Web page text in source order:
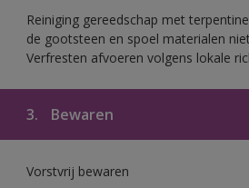
Reiniging gereedschap met
de gootsteen en spoel materialen
Verfresten afvoeren volgens lokale
3. Bewaren
Vorstvrij bewaren